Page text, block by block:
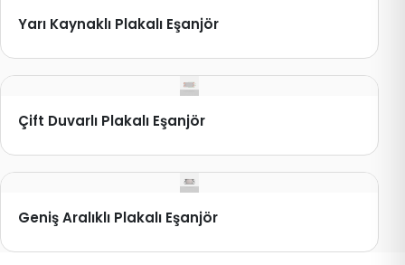
Yarı Kaynaklı Plakalı Eşanjör
Çift Duvarlı Plakalı Eşanjör
Geniş Aralıklı Plakalı Eşanjör